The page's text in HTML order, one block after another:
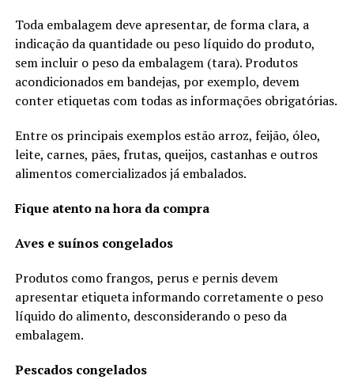
Toda embalagem deve apresentar, de forma clara, a
indicação da quantidade ou peso líquido do produto,
sem incluir o peso da embalagem (tara). Produtos
acondicionados em bandejas, por exemplo, devem
conter etiquetas com todas as informações obrigatórias.
Entre os principais exemplos estão arroz, feijão, óleo,
leite, carnes, pães, frutas, queijos, castanhas e outros
alimentos comercializados já embalados.
Fique atento na hora da compra
Aves e suínos congelados
Produtos como frangos, perus e pernis devem
apresentar etiqueta informando corretamente o peso
líquido do alimento, desconsiderando o peso da
embalagem.
Pescados congelados